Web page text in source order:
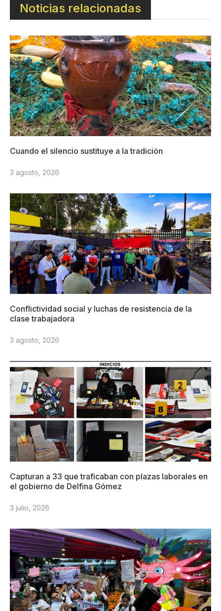
Noticias relacionadas
Cuando el silencio sustituye a la tradición
3 agosto, 2026
Conflictividad social y luchas de resistencia de la
clase trabajadora
3 agosto, 2026
Capturan a 33 que traficaban con plazas laborales en
el gobierno de Delfina Gómez
3 julio, 2026